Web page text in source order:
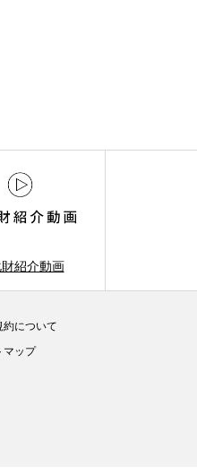
紹介動画
約について
マップ